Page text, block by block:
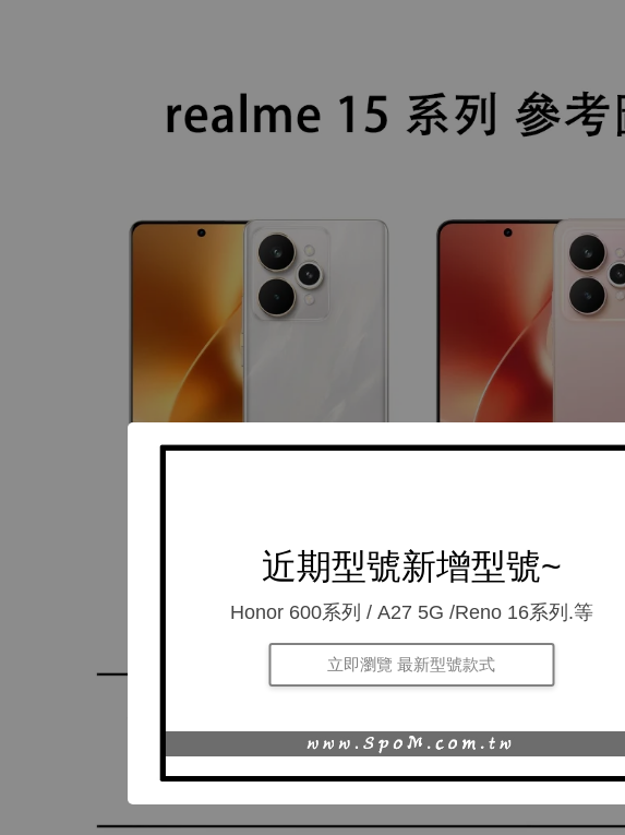
近期型號新增型號~
Honor 600系列 / A27 5G /Reno 16系列.等
立即瀏覽 最新型號款式